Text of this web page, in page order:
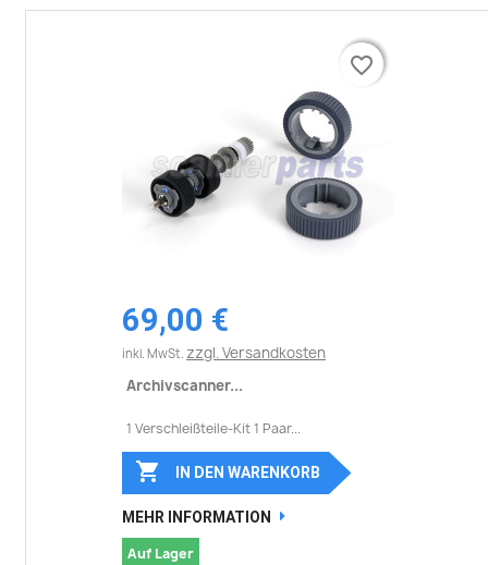
69,00 €
inkl. MwSt. zzgl. Versandkosten
Archivscanner...
1 Verschleißteile-Kit 1 Paar...
favorite_border
 IN DEN WARENKORB
MEHR INFORMATION
Auf Lager
favorite_border